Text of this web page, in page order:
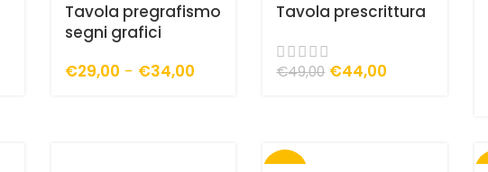
Tavola pregrafismo
segni grafici
€29,00 - €34,00
Tavola prescrittura
€49,00 €44,00